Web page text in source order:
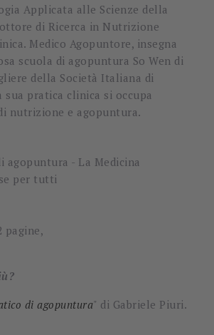
Applicata alle Scienze della
di Ricerca in Nutrizione
Medico Agopuntore, insegna
scuola di agopuntura So Wen di
della Società Italiana di
pratica clinica si occupa
nutrizione e agopuntura.
agopuntura - La Medicina
per tutti
pagine,
di agopuntura" di Gabriele Piuri.